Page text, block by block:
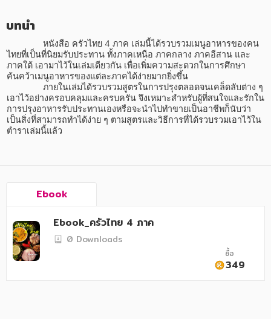
หมวดหมู่หนังสือ
อาหาร สุขภาพ การแพทย์
ศิลปะ บันเทิง กีฬา ท่องเที่ยว
สังคม วัฒนธรรม การปกครอง ศาสนาและปรัชญา
ศาสนา และปรัชญา
นิตยสาร หนังสือพิมพ์
ครอบครัว
วรรณกรรม
บทนำ
หนังสือ ครัวไทย 4 ภาค เล่มนี้ได้รวบรวมเมนูอาหารของคน
ไทยที่เป็นที่นิยมรับประทาน ทั้งภาคเหนือ ภาคกลาง ภาคอีสาน และ
ภาคใต้ เอามาไว้ในเล่มเดียวกัน เพื่อเพิ่มความสะดวกในการศึกษา
ค้นคว้าเมนูอาหารของแต่ละภาคได้ง่ายมากยิ่งขึ้น
ภายในเล่มได้รวบรวมสูตรในการปรุงตลอดจนเคล็ดลับต่าง ๆ
เอาไว้อย่างครอบคลุมและครบครัน จึงเหมาะสำหรับผู้ที่สนใจและรักใน
การปรุงอาหารรับประทานเองหรือจะนำไปทำขายเป็นอาชีพก็นับว่า
เป็นสิ่งที่สามารถทำได้ง่าย ๆ ตามสูตรและวิธีการที่ได้รวบรวมเอาไว้ใน
ตำราเล่มนี้แล้ว
Ebook
Ebook_ครัวไทย 4 ภาค
0 Downloads
ซื้อ
349